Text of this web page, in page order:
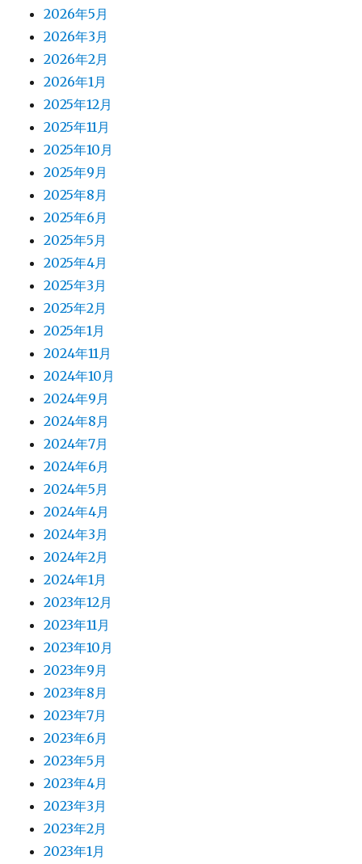
2026年5月
2026年3月
2026年2月
2026年1月
2025年12月
2025年11月
2025年10月
2025年9月
2025年8月
2025年6月
2025年5月
2025年4月
2025年3月
2025年2月
2025年1月
2024年11月
2024年10月
2024年9月
2024年8月
2024年7月
2024年6月
2024年5月
2024年4月
2024年3月
2024年2月
2024年1月
2023年12月
2023年11月
2023年10月
2023年9月
2023年8月
2023年7月
2023年6月
2023年5月
2023年4月
2023年3月
2023年2月
2023年1月